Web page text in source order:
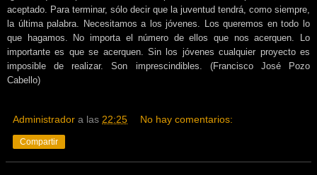
aceptado. Para terminar, sólo decir que la juventud tendrá, como siempre,
la última palabra. Necesitamos a los jóvenes. Los queremos en todo lo
que hagamos. No importa el número de ellos que nos acerquen. Lo
importante es que se acerquen. Sin los jóvenes cualquier proyecto es
imposible de realizar. Son imprescindibles. (Francisco José Pozo
Cabello)
Administrador a las 22:25 No hay comentarios:
Compartir